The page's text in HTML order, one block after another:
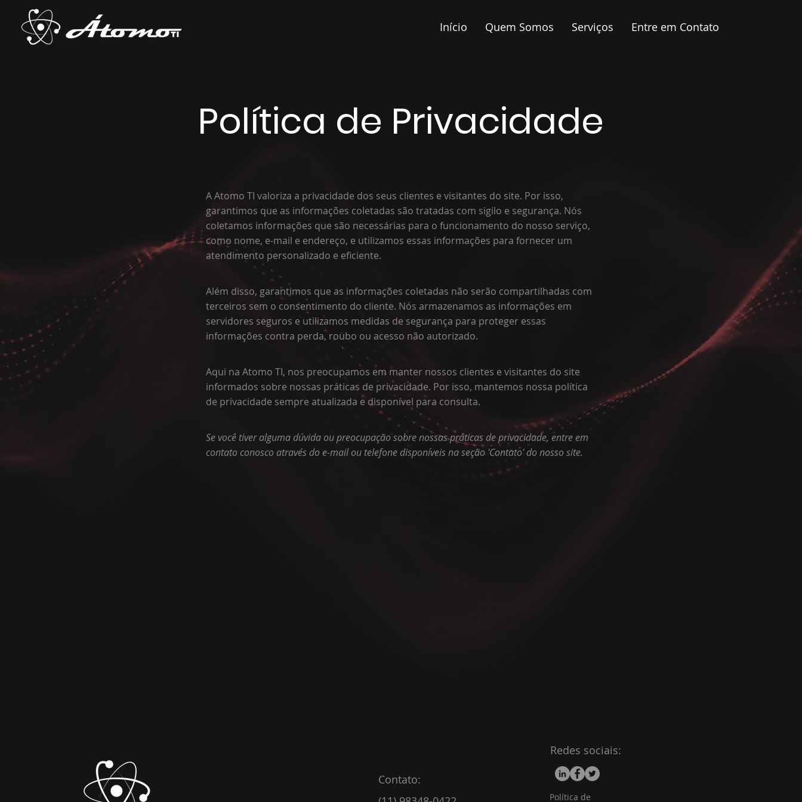
Início Quem Somos Serviços Entre em Contato
Política de Privacidade
A Atomo TI valoriza a privacidade dos seus clientes e visitantes do site. Por isso,
garantimos que as informações coletadas são tratadas com sigilo e segurança. Nós
coletamos informações que são necessárias para o funcionamento do nosso serviço,
como nome, e-mail e endereço, e utilizamos essas informações para fornecer um
atendimento personalizado e eficiente.
Além disso, garantimos que as informações coletadas não serão compartilhadas com
terceiros sem o consentimento do cliente. Nós armazenamos as informações em
servidores seguros e utilizamos medidas de segurança para proteger essas
informações contra perda, roubo ou acesso não autorizado.
Aqui na Atomo TI, nos preocupamos em manter nossos clientes e visitantes do site
informados sobre nossas práticas de privacidade. Por isso, mantemos nossa política
de privacidade sempre atualizada e disponível para consulta.
Se você tiver alguma dúvida ou preocupação sobre nossas práticas de privacidade, entre em
contato conosco através do e-mail ou telefone disponíveis na seção 'Contato' do nosso site.
Contato:
Redes sociais:
Política de